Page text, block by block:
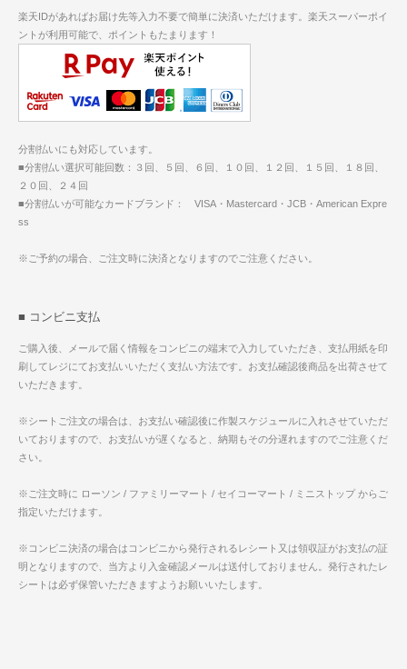
楽天IDがあればお届け先等入力不要で簡単に決済いただけます。楽天スーパーポイ
ントが利用可能で、ポイントもたまります！
分割払いにも対応しています。
■分割払い選択可能回数：３回、５回、６回、１０回、１２回、１５回、１８回、
２０回、２４回
■分割払いが可能なカードブランド： VISA・Mastercard・JCB・American Expre
ss
※ご予約の場合、ご注文時に決済となりますのでご注意ください。
■ コンビニ支払
ご購入後、メールで届く情報をコンビニの端末で入力していただき、支払用紙を印
刷してレジにてお支払いいただく支払い方法です。お支払確認後商品を出荷させて
いただきます。
※シートご注文の場合は、お支払い確認後に作製スケジュールに入れさせていただ
いておりますので、お支払いが遅くなると、納期もその分遅れますのでご注意くだ
さい。
※ご注文時に ローソン / ファミリーマート / セイコーマート / ミニストップ からご
指定いただけます。
※コンビニ決済の場合はコンビニから発行されるレシート又は領収証がお支払の証
明となりますので、当方より入金確認メールは送付しておりません。発行されたレ
シートは必ず保管いただきますようお願いいたします。